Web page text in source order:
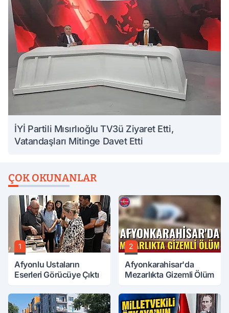
İYİ Partili Mısırlıoğlu TV3ü Ziyaret Etti,
Vatandaşları Mitinge Davet Etti
ÇOK OKUNANLAR
1
Afyonlu Ustaların
Eserleri Görücüye Çıktı
2
Afyonkarahisar'da
Mezarlıkta Gizemli Ölüm